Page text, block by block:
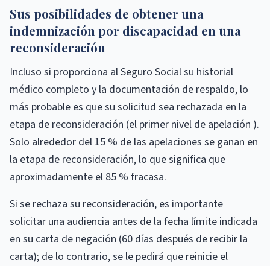
Sus posibilidades de obtener una
indemnización por discapacidad en una
reconsideración
Incluso si proporciona al Seguro Social su historial
médico completo y la documentación de respaldo, lo
más probable es que su solicitud sea rechazada en la
etapa de reconsideración (el primer nivel de apelación ).
Solo alrededor del 15 % de las apelaciones se ganan en
la etapa de reconsideración, lo que significa que
aproximadamente el 85 % fracasa.
Si se rechaza su reconsideración, es importante
solicitar una audiencia antes de la fecha límite indicada
en su carta de negación (60 días después de recibir la
carta); de lo contrario, se le pedirá que reinicie el